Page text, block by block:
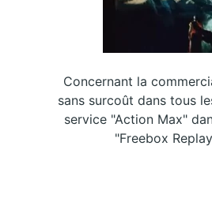
Concernant la
sans surcoût dans tous
service "Action Max"
"Freebox